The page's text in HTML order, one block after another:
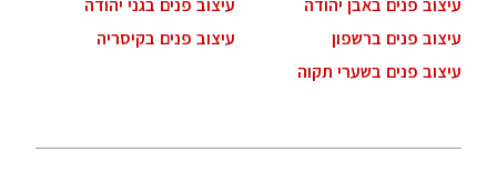
עיצוב פנים באבן יהודה
עיצוב פנים בגני יהודה
עיצוב פנים ברשפון
עיצוב פנים בקיסריה
עיצוב פנים בשערי תקוה